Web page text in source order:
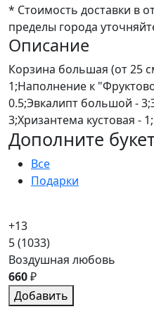
* Стоимость доставки в
пределы города
Описание
Корзина большая (от 25
1;Наполнение к
0.5;Эвкалипт большой -
3;Хризантема кустовая - 1;
Дополните
Все
Подарки
+13
5(1033)
Воздушная любовь
660₽
Добавить